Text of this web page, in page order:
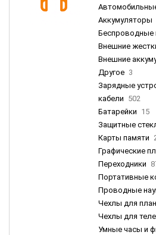
Аккумуляторы
Беспроводные
Внешние
Внешние
Другое 3
Зарядные
кабели 502
Батарейки 15
Защитные
Карты памяти
Графические
Переходники
Портативные
Проводные
Чехлы для
Чехлы для
Умные часы и